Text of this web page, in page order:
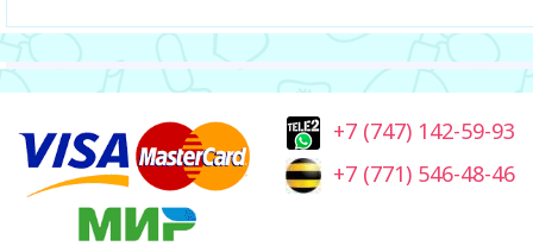
+7 (747) 142-59-93
+7 (771) 546-48-46